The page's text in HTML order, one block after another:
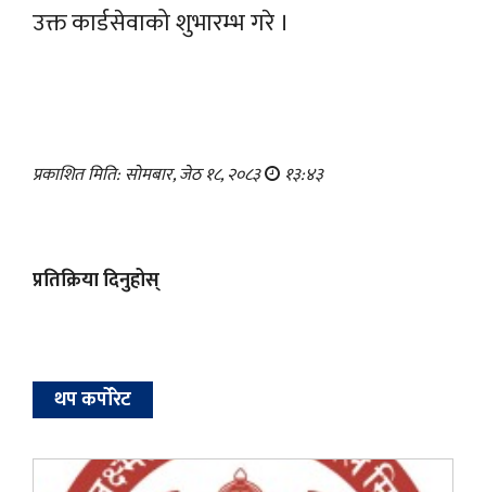
उक्त कार्डसेवाको शुभारम्भ गरे ।
प्रकाशित मिति: सोमबार, जेठ १८, २०८३ १३:४३
प्रतिक्रिया दिनुहोस्
थप कर्पोरेट